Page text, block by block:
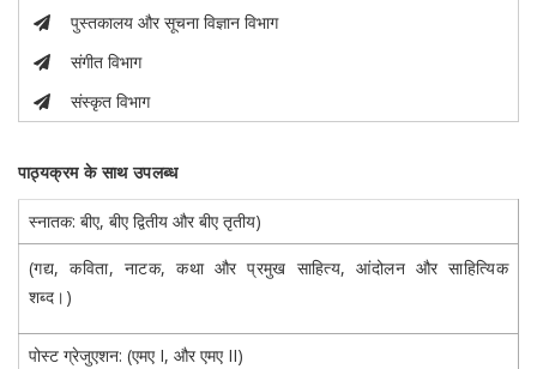
पुस्तकालय और सूचना विज्ञान विभाग
संगीत विभाग
संस्कृत विभाग
पाठ्यक्रम के साथ उपलब्ध
स्नातक: बीए, बीए द्वितीय और बीए तृतीय)
(गद्य, कविता, नाटक, कथा और प्रमुख साहित्य, आंदोलन और साहित्यिक
शब्द।)
पोस्ट ग्रेजुएशन: (एमए I, और एमए II)